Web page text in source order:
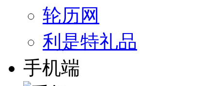
轮历网
利是特礼品
手机端